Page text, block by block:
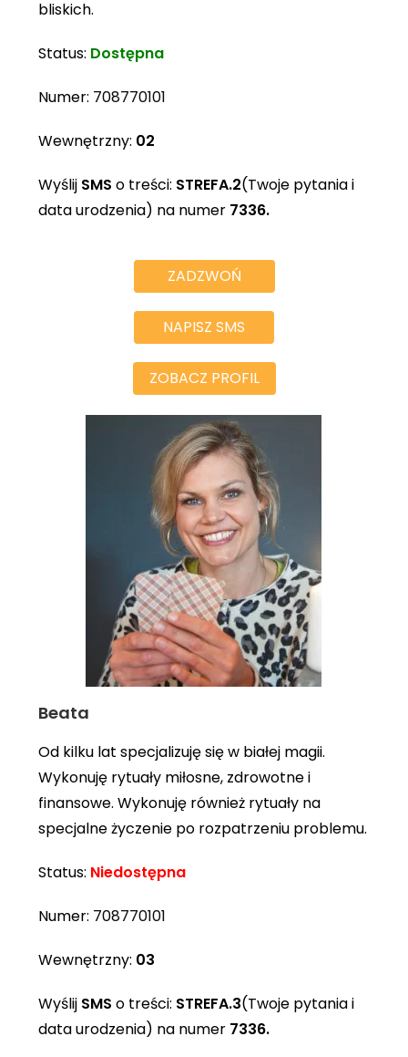
bliskich.
Status: Dostępna
Numer: 708770101
Wewnętrzny: 02
Wyślij SMS o treści: STREFA.2(Twoje pytania i
data urodzenia) na numer 7336.
ZADZWOŃ
NAPISZ SMS
ZOBACZ PROFIL
Beata
Od kilku lat specjalizuję się w białej magii.
Wykonuję rytuały miłosne, zdrowotne i
finansowe. Wykonuję również rytuały na
specjalne życzenie po rozpatrzeniu problemu.
Status: Niedostępna
Numer: 708770101
Wewnętrzny: 03
Wyślij SMS o treści: STREFA.3(Twoje pytania i
data urodzenia) na numer 7336.